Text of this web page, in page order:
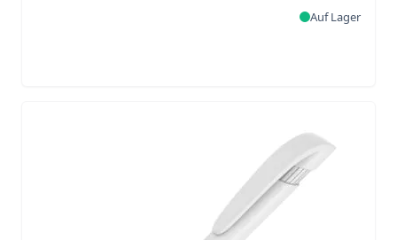
Auf Lager